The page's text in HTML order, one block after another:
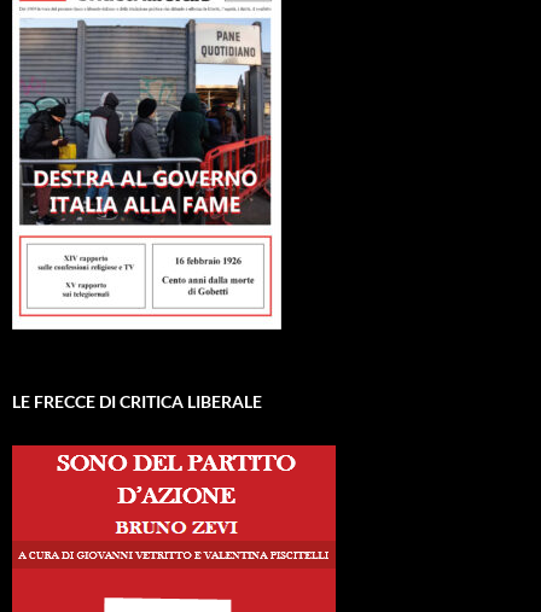
LE FRECCE DI CRITICA LIBERALE